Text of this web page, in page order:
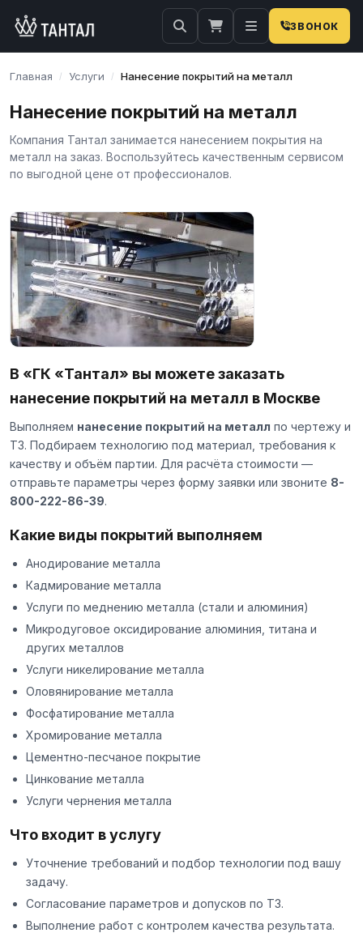
ЗВОНОК
Главная / Услуги / Нанесение покрытий на металл
Нанесение покрытий на металл
Компания Тантал занимается нанесением покрытия на
металл на заказ. Воспользуйтесь качественным сервисом
по выгодной цене от профессионалов.
В «ГК «Тантал» вы можете заказать
нанесение покрытий на металл в Москве
Выполняем нанесение покрытий на металл по чертежу и
ТЗ. Подбираем технологию под материал, требования к
качеству и объём партии. Для расчёта стоимости —
отправьте параметры через форму заявки или звоните 8-
800-222-86-39.
Какие виды покрытий выполняем
Анодирование металла
Кадмирование металла
Услуги по меднению металла (стали и алюминия)
Микродуговое оксидирование алюминия, титана и
других металлов
Услуги никелирование металла
Оловянирование металла
Фосфатирование металла
Хромирование металла
Цементно-песчаное покрытие
Цинкование металла
Услуги чернения металла
Что входит в услугу
Уточнение требований и подбор технологии под вашу
задачу.
Согласование параметров и допусков по ТЗ.
Выполнение работ с контролем качества результата.